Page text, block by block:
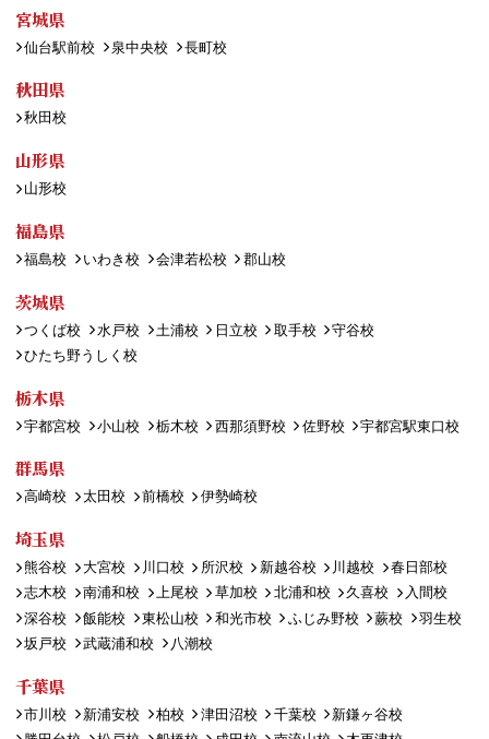
宮城県
仙台駅前校 泉中央校 長町校
秋田県
秋田校
山形県
山形校
福島県
福島校 いわき校 会津若松校 郡山校
茨城県
つくば校 水戸校 土浦校 日立校 取手校
守谷校
ひたち野うしく校
栃木県
宇都宮校 小山校 栃木校 西那須野校 佐野校 宇都宮駅東口校
群馬県
高崎校 太田校 前橋校 伊勢崎校
埼玉県
熊谷校 大宮校 川口校 所沢校 新越谷校 川越校
春日部校
志木校
南浦和校 上尾校 草加校 北浦和校 久喜校
入間校
深谷校
飯能校 東松山校 和光市校 ふじみ野校 蕨校
羽生校
坂戸校
武蔵浦和校 八潮校
千葉県
市川校 新浦安校 柏校 津田沼校 千葉校
新鎌ヶ谷校